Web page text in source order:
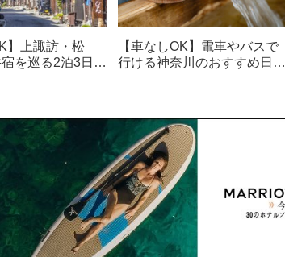
】上諏訪・松
を巡る2泊3日観
【車なしOK】電車やバスで
行ける神奈川のおすすめ日帰